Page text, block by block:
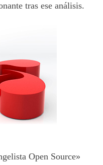
tras ese análisis.
Open Source»